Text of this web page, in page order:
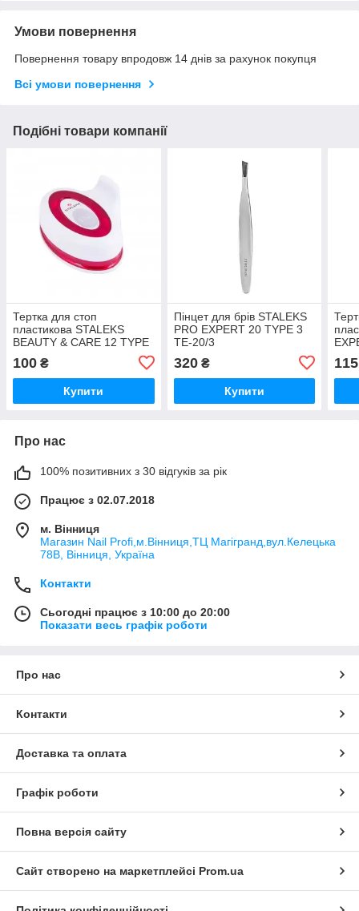
Умови повернення
Повернення товару впродовж 14 днів за рахунок покупця
Всі умови повернення
Подібні товари компанії
Тертка для стоп
пластикова STALEKS
BEAUTY & CARE 12 TYPE
100 ₴
Купити
Пінцет для брів STALEKS
PRO EXPERT 20 TYPE 3
TE-20/3
320₴
Купити
115
Про нас
100% позитивних з 30 відгуків за рік
Працює з 02.07.2018
м. Вінниця
Магазин Nail Profi,м.Вінниця,ТЦ Магігранд,вул.Келецька
78В, Вінниця, Україна
Контакти
Сьогодні працює з 10:00 до 20:00
Показати весь графік роботи
Про нас
Контакти
Доставка та оплата
Графік роботи
Повна версія сайту
Сайт створено на маркетплейсі Prom.ua